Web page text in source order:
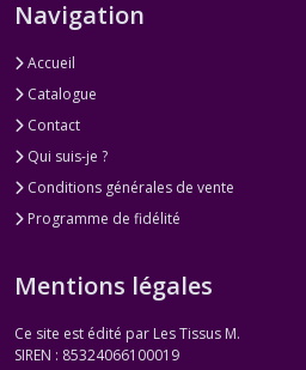
Navigation
Accueil
Catalogue
Contact
Qui suis-je ?
Conditions générales de vente
Programme de fidélité
Mentions légales
Ce site est édité par Les Tissus M.
SIREN : 85324066100019